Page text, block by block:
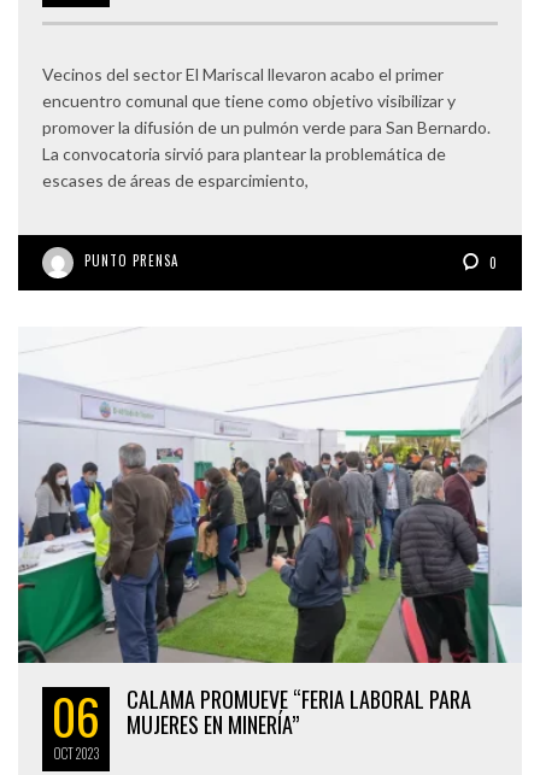
Vecinos del sector El Mariscal llevaron acabo el primer
encuentro comunal que tiene como objetivo visibilizar y
promover la difusión de un pulmón verde para San Bernardo.
La convocatoria sirvió para plantear la problemática de
escases de áreas de esparcimiento,
PUNTO PRENSA 0
06
OCT2023
CALAMA PROMUEVE “FERIA LABORAL PARA
MUJERES EN MINERÍA”